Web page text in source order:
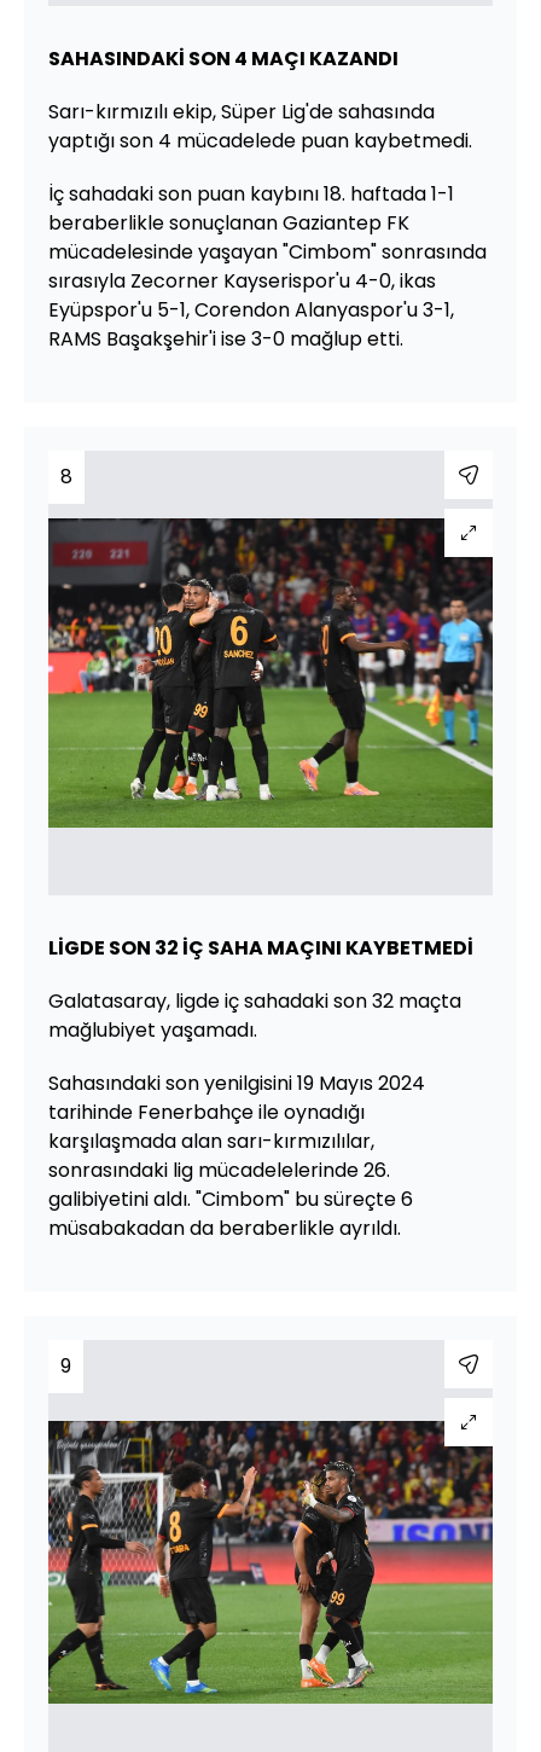
SAHASINDAKİ SON 4 MAÇI KAZANDI
Sarı-kırmızılı ekip, Süper Lig'de sahasında
yaptığı son 4 mücadelede puan kaybetmedi.
İç sahadaki son puan kaybını 18. haftada 1-1
beraberlikle sonuçlanan Gaziantep FK
mücadelesinde yaşayan "Cimbom" sonrasında
sırasıyla Zecorner Kayserispor'u 4-0, ikas
Eyüpspor'u 5-1, Corendon Alanyaspor'u 3-1,
RAMS Başakşehir'i ise 3-0 mağlup etti.
8
LİGDE SON 32 İÇ SAHA MAÇINI KAYBETMEDİ
Galatasaray, ligde iç sahadaki son 32 maçta
mağlubiyet yaşamadı.
Sahasındaki son yenilgisini 19 Mayıs 2024
tarihinde Fenerbahçe ile oynadığı
karşılaşmada alan sarı-kırmızılılar,
sonrasındaki lig mücadelelerinde 26.
galibiyetini aldı. "Cimbom" bu süreçte 6
müsabakadan da beraberlikle ayrıldı.
9